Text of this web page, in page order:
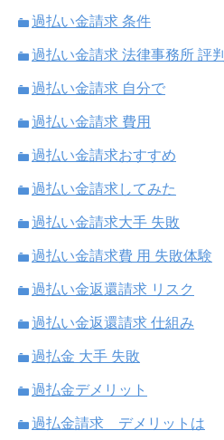
過払い金請求 条件
過払い金請求 法律事務所 評判
過払い金請求 自分で
過払い金請求 費用
過払い金請求おすすめ
過払い金請求してみた
過払い金請求大手 失敗
過払い金請求費 用 失敗体験
過払い金返還請求 リスク
過払い金返還請求 仕組み
過払金 大手 失敗
過払金デメリット
過払金請求 デメリットは